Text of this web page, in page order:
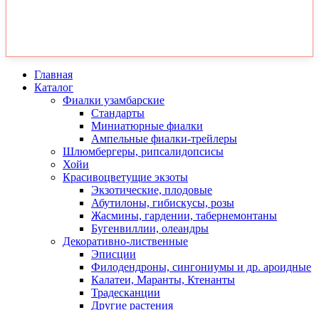
Главная
Каталог
Фиалки узамбарские
Стандарты
Миниатюрные фиалки
Ампельные фиалки-трейлеры
Шлюмбергеры, рипсалидопсисы
Хойи
Красивоцветущие экзоты
Экзотические, плодовые
Абутилоны, гибискусы, розы
Жасмины, гардении, табернемонтаны
Бугенвиллии, олеандры
Декоративно-лиственные
Эписции
Филодендроны, сингониумы и др. ароидные
Калатеи, Маранты, Ктенанты
Традесканции
Другие растения